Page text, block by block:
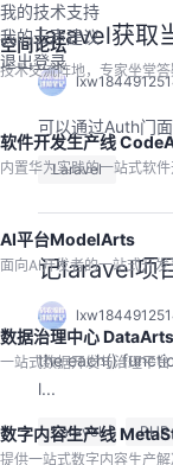
空间论坛
技术交流阵地，专家坐堂
软件开发生产线
内置华为实践的一站式软
AI平台ModelArts
面向AI开发者的一站式开发
数据治理中心
一站式数据开发与治理平台
数字内容生产线
提供一站式数字内容生产
我的技术支持
我的云声建议
退出登录
laravel获取
Laravel
记laravel项
the each() function is
l...
Laravel PHP
AI作品三步上朋友
20:00
者运营负责人
、有产出、能带走、可炫